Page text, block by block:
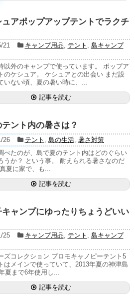
ュアポップアップテントでラクチ
21 キャンプ用品, テント , 島キャンプ
以外のキャンプで使っています。 ポップア
のケシュア。 ケシュアとの出会い まだ設
いない頃、夏の暑い時に、...
記事を読む
ント内の暑さは？
26 テント , 島の生活, 暑さ対策
べたのが、島で夏のテント内はどのぐらい
うか？ という事。 耐えられる暑さなのだ
夏に家で、も...
記事を読む
キャンプにゆったりちょうどいい
25 キャンプ用品, テント , 島キャンプ
ズコレクション プロモキャノピーテント5
はメインで使っていて、2013年夏の神津島
夏まで6年使用し...
記事を読む